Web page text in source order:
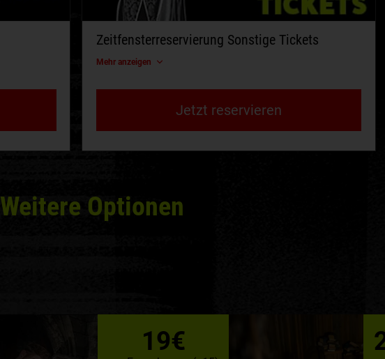
Zeitfensterreservierung Sonstige Tickets
Mehr anzeigen
Jetzt reservieren
Weitere Optionen
19€